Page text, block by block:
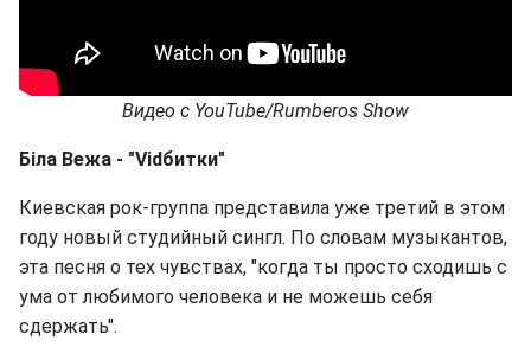
Видео с YouTube/Rumberos Show
Біла Вежа - "Vidбитки"
Киевская рок-группа представила уже третий в этом
году новый студийный сингл. По словам музыкантов,
эта песня о тех чувствах, "когда ты просто сходишь с
ума от любимого человека и не можешь себя
сдержать".